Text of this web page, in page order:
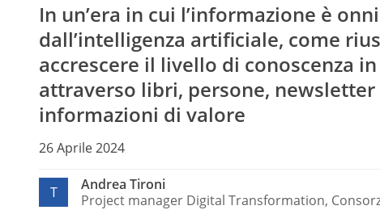
In un’era in cui l’informazione è
dall’intelligenza artificiale, come
accrescere il livello di conoscenza
attraverso libri, persone,
informazioni di valore
26 Aprile 2024
T
Andrea Tironi
Project manager Digital Transformation,